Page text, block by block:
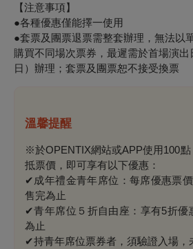
【注意事項】
●各種優惠僅能擇一使用
●套票及團票退票需整套辦理，無法以
購買不同場次票券，最遲需於首場演出
日）辦理；套票及團票恕不接受換票
溫馨提醒
※於OPENTIX網站或APP使用100
抵票價，即可享有以下優惠：
✔成年禮金青年席位：每席優惠票
售完為止
✔青年席位５折自由座：享有5折優
為止
✔持青年席位票券者，須驗證入場，